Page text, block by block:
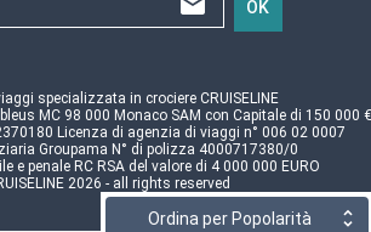
Ordina per Popolarità
OK
specializzata in crociere CRUISELINE
MC 98 000 Monaco SAM con Capitale di 150 000 €
Licenza di agenzia di viaggi n° 006 02 0007
Groupama N° di polizza 4000717380/0
e penale RC RSA del valore di 4 000 000 EURO
2026 - all rights reserved